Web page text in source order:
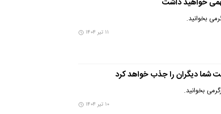
۱۱ تیر ۱۴۰۴
۱۰ تیر ۱۴۰۴